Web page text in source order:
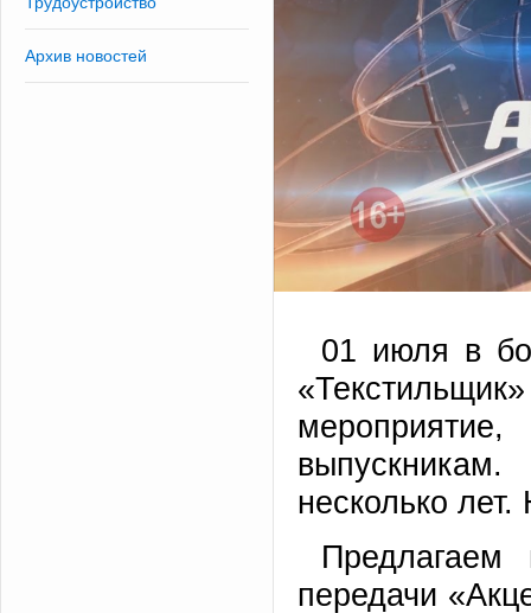
Архив новостей
01 июля в
несколько
передачи